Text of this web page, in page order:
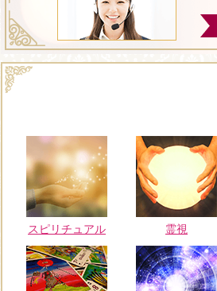
スピリチュアル 霊視